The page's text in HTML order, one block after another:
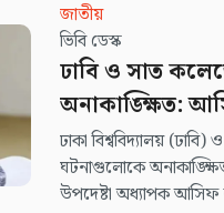
জাতীয়
ভিবি ডেস্ক
ঢাবি ও সাত
অনাকাঙ্ক্ষিত:
ঢাকা বিশ্ববিদ্যালয়
ঘটনাগুলোকে
উপদেষ্টা অধ্যাপক